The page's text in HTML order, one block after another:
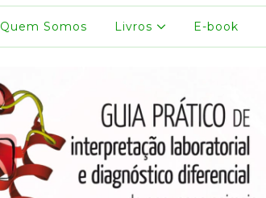
Quem Somos Livros E-book